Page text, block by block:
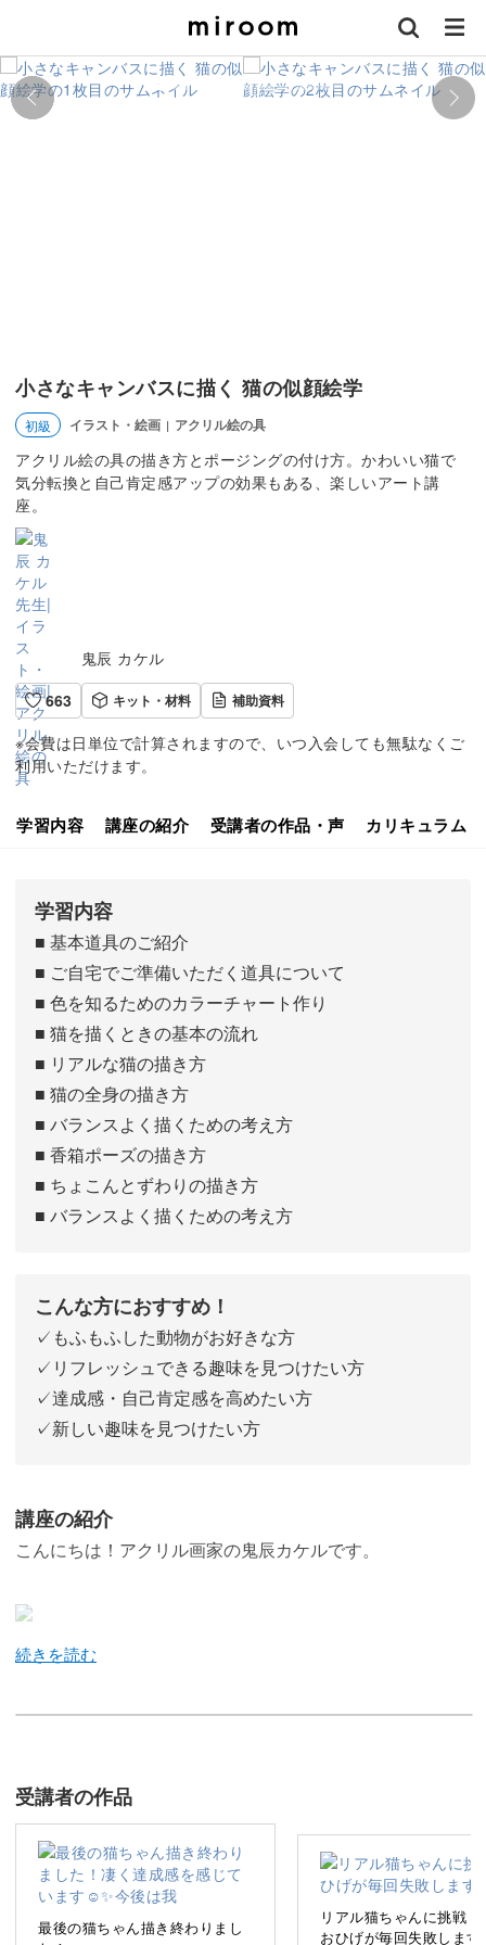
小さなキャンバスに描く 猫の似顔絵学
初級 イラスト・絵画 | アクリル絵の具
アクリル絵の具の描き方とポージングの付け方。かわいい猫で
気分転換と自己肯定感アップの効果もある、楽しいアート講
座。
鬼辰 カケル
663
キット・材料 補助資料
※会費は日単位で計算されますので、いつ入会しても無駄なくご
利用いただけます。
学習内容 講座の紹介 受講者の作品・声 カリキュラム
学習内容
■ 基本道具のご紹介
■ ご自宅でご準備いただく道具について
■ 色を知るためのカラーチャート作り
■ 猫を描くときの基本の流れ
■ リアルな猫の描き方
■ 猫の全身の描き方
■ バランスよく描くための考え方
■ 香箱ポーズの描き方
■ ちょこんとずわりの描き方
■ バランスよく描くための考え方
こんな方におすすめ！
✓もふもふした動物がお好きな方
✓リフレッシュできる趣味を見つけたい方
✓達成感・自己肯定感を高めたい方
✓新しい趣味を見つけたい方
講座の紹介
こんにちは！アクリル画家の鬼辰カケルです。
アクリル絵の具を使って、毎日もふもふの動物を描いてま
した。
今回の講座でも、そんな私の愛するもふもふした動物
「猫」を題材に、絵を描くことの楽しさを、皆さんと一緒
受講者の作品
最後の猫ちゃん描き終わりまし
リアル猫ちゃんに挑戦！
おひげが毎回失敗します